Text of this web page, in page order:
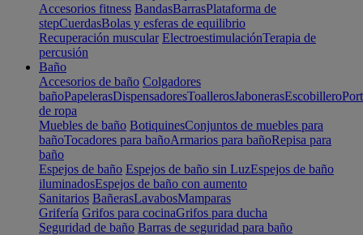
Accesorios fitness BandasBarrasPlataforma de
stepCuerdasBolas y esferas de equilibrio
Recuperación muscular ElectroestimulaciónTerapia de
percusión
Baño
Accesorios de baño Colgadores
bañoPapelerasDispensadoresToallerosJabonerasEscobillero
de ropa
Muebles de baño BotiquinesConjuntos de muebles para
bañoTocadores para bañoArmarios para bañoRepisa para
baño
Espejos de baño Espejos de baño sin LuzEspejos de baño
iluminadosEspejos de baño con aumento
Sanitarios BañerasLavabosMamparas
Grifería Grifos para cocinaGrifos para ducha
Seguridad de baño Barras de seguridad para baño